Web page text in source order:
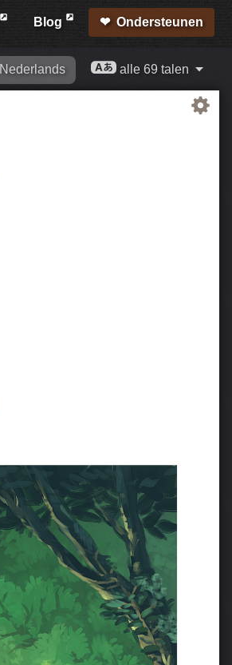
Blog Ondersteunen
Nederlands alle 69 talen